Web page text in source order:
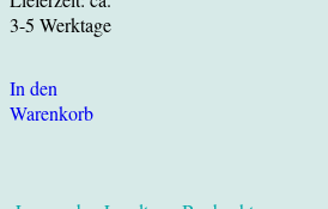
3-5 Werktage
In den
Warenkorb